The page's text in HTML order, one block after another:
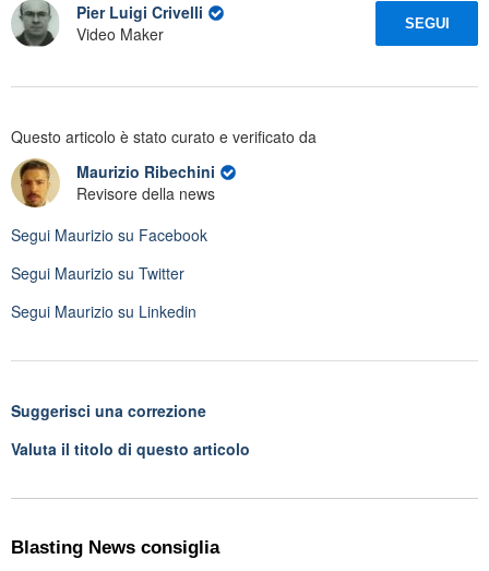
Pier Luigi Crivelli
Video Maker
SEGUI
Questo articolo è stato curato e verificato da
Maurizio Ribechini
Revisore della news
Segui Maurizio su Facebook
Segui Maurizio su Twitter
Segui Maurizio su Linkedin
Suggerisci una correzione
Valuta il titolo di questo articolo
Blasting News consiglia